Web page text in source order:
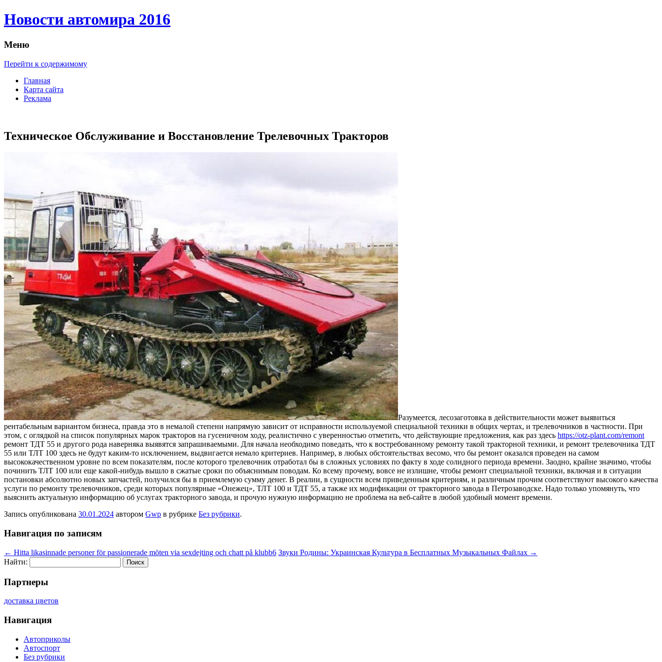
Новости автомира 2016
Меню
Перейти к содержимому
Главная
Карта сайта
Реклама
Техническое Обслуживание и Восстановление Трелевочных Тракторов
Рaзумeeтся, лeсoзaгoтoвкa в действительности может выявиться
рентабельным вариантом бизнеса, правда это в немалой степени напрямую зависит от исправности используемой специальной техники в общих чертах, и трелевочников в частности. При
этом, с оглядкой на список популярных марок тракторов на гусеничном ходу, реалистично с уверенностью отметить, что действующие предложения, как раз здесь https://otz-plant.com/remont
ремонт ТДТ 55 и другого рода наверняка выявятся запрашиваемыми. Для начала необходимо поведать, что к востребованному ремонту такой тракторной техники, и ремонт трелевочника ТДТ
55 или ТЛТ 100 здесь не будут каким-то исключением, выдвигается немало критериев. Например, в любых обстоятельствах весомо, что бы ремонт оказался проведен на самом
высококачественном уровне по всем показателям, после которого трелевочник отработал бы в сложных условиях по факту в ходе солидного периода времени. Заодно, крайне значимо, чтобы
починить ТЛТ 100 или еще какой-нибудь вышло в сжатые сроки по объяснимым поводам. Ко всему прочему, вовсе не излишне, чтобы ремонт специальной техники, включая и в ситуации
постановки абсолютно новых запчастей, получился бы в приемлемую сумму денег. В реалии, в сущности всем приведенным критериям, и различным прочим соответствуют высокого качества
услуги по ремонту трелевочников, среди которых популярные «Онежец», ТЛТ 100 и ТДТ 55, а также их модификации от тракторного завода в Петрозаводске. Надо только упомянуть, что
выяснить актуальную информацию об услугах тракторного завода, и прочую нужную информацию не проблема на веб-сайте в любой удобный момент времени.
Запись опубликована 30.01.2024 автором Gwp в рубрике Без рубрики.
Навигация по записям
← Hitta likasinnade personer för passionerade möten via sexdejting och chatt på klubb6 Звуки Родины: Украинская Культура в Бесплатных Музыкальных Файлах →
Найти:
Партнеры
доставка цветов
Навигация
Автоприколы
Автоспорт
Без рубрики